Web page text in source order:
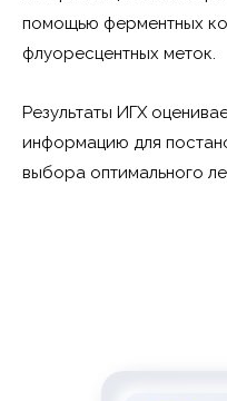
помощью ферментных
флуоресцентных меток.
Результаты ИГХ
информацию для
выбора оптимального